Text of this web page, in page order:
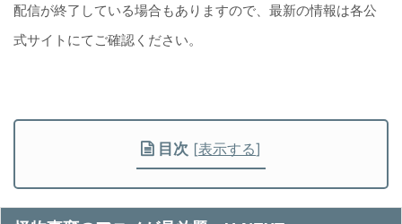
配信が終了している場合もありますので、最新の情報は各公
式サイトにてご確認ください。
目次 [表示する]